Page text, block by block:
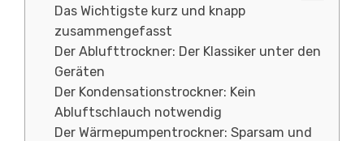
Das Wichtigste kurz und knapp
zusammengefasst
Der Ablufttrockner: Der Klassiker unter den
Geräten
Der Kondensationstrockner: Kein
Abluftschlauch notwendig
Der Wärmepumpentrockner: Sparsam und